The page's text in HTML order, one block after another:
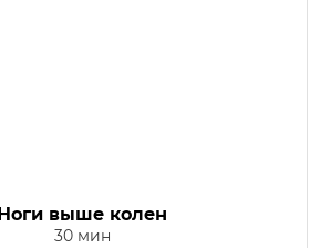
Ноги выше колен
30 мин